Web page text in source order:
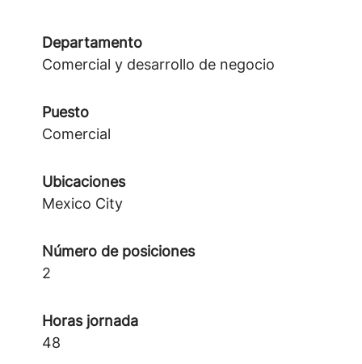
Departamento
Comercial y desarrollo de negocio
Puesto
Comercial
Ubicaciones
Mexico City
Número de posiciones
2
Horas jornada
48